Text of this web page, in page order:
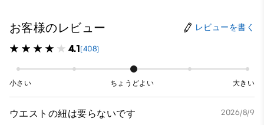
お客様のレビュー レビューを書く
4.1(408)
小さい ちょうどよい 大きい
ウエストの紐は要らないです 2026/8/9